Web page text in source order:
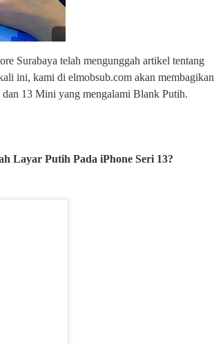
Surabaya telah mengunggah artikel tentang
ini, kami di elmobsub.com akan membagikan
13 Mini yang mengalami Blank Putih.
Layar Putih Pada iPhone Seri 13?